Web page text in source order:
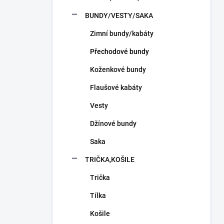
BUNDY/VESTY/SAKA
Zimní bundy/kabáty
Přechodové bundy
Koženkové bundy
Flaušové kabáty
Vesty
Džínové bundy
Saka
TRIČKA,KOŠILE
Trička
Tílka
Košile